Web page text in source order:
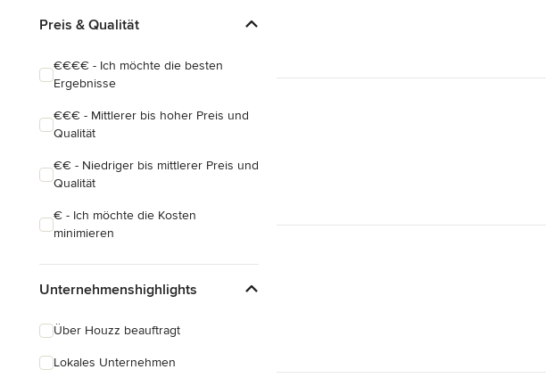
Preis & Qualität
€€€€ - Ich möchte die besten
Ergebnisse
€€€ - Mittlerer bis hoher Preis und
Qualität
€€ - Niedriger bis mittlerer Preis und
Qualität
€ - Ich möchte die Kosten
minimieren
Unternehmenshighlights
Über Houzz beauftragt
Lokales Unternehmen